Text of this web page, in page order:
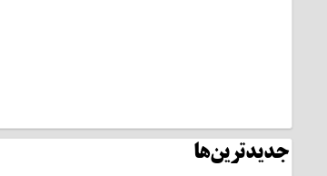
جدیدترین‌ها